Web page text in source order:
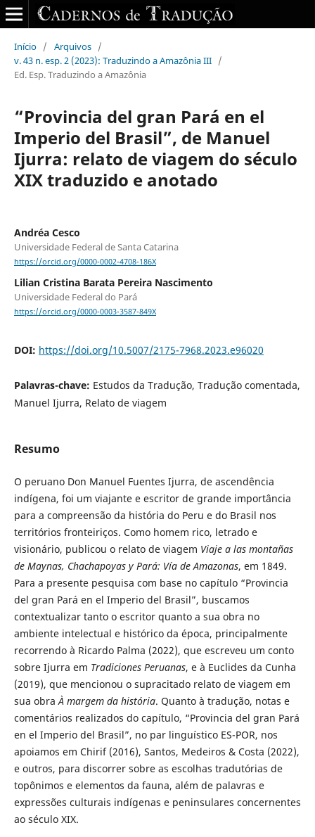
Início / Arquivos /
v. 43 n. esp. 2 (2023): Traduzindo a Amazônia III /
Ed. Esp. Traduzindo a Amazônia
“Provincia del gran Pará en el
Imperio del Brasil”, de Manuel
Ijurra: relato de viagem do século
XIX traduzido e anotado
Andréa Cesco
Universidade Federal de Santa Catarina
https://orcid.org/0000-0002-4708-186X
Lilian Cristina Barata Pereira Nascimento
Universidade Federal do Pará
https://orcid.org/0000-0003-3587-849X
DOI: https://doi.org/10.5007/2175-7968.2023.e96020
Palavras-chave: Estudos da Tradução, Tradução comentada,
Manuel Ijurra, Relato de viagem
Resumo
O peruano Don Manuel Fuentes Ijurra, de ascendência
indígena, foi um viajante e escritor de grande importância
para a compreensão da história do Peru e do Brasil nos
territórios fronteiriços. Como homem rico, letrado e
visionário, publicou o relato de viagem Viaje a las montañas
de Maynas, Chachapoyas y Pará: Vía de Amazonas, em 1849.
Para a presente pesquisa com base no capítulo “Provincia
del gran Pará en el Imperio del Brasil”, buscamos
contextualizar tanto o escritor quanto a sua obra no
ambiente intelectual e histórico da época, principalmente
recorrendo à Ricardo Palma (2022), que escreveu um conto
sobre Ijurra em Tradiciones Peruanas, e à Euclides da Cunha
(2019), que mencionou o supracitado relato de viagem em
sua obraÀ margem da história. Quanto à tradução, notas e
comentários realizados do capítulo, “Provincia del gran Pará
en el Imperio del Brasil”, no par linguístico ES-POR, nos
apoiamos em Chirif (2016), Santos, Medeiros & Costa (2022),
e outros, para discorrer sobre as escolhas tradutórias de
topônimos e elementos da fauna, além de palavras e
expressões culturais indígenas e peninsulares concernentes
ao século XIX.